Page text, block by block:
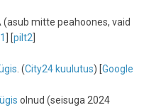
(asub mitte peahoones, vaid
] [pilt2
. (City24 kuulutus) [Google
olnud (seisuga 2024